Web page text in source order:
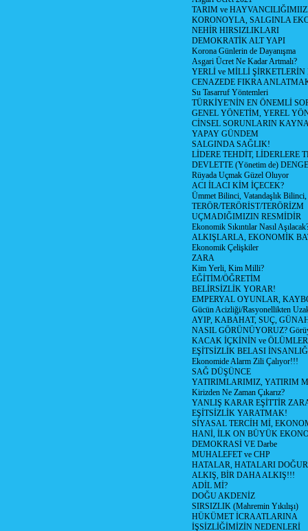
TARIM ve
KORONOYLA, SALGINLA
NEHİR HIRSIZLIKLARI
DEMOKRATİK ALT YAPI
Korona Günlerin de Dayanışma
Asgari Ücret Ne Kadar Artmalı?
YERLİ ve MİLLİ
CENAZEDE FIKRA
Su Tasarruf Yöntemleri
TÜRKİYE'NİN EN ÖNEMLİ
GENEL YÖNETİM, YEREL
CİNSEL SORUNLARIN
YAPAY GÜNDEM
SALGINDA SAĞLIK!
LİDERE TEHDİT, LİDERLERE
DEVLETTE (Yönetim de)
Rüyada Uçmak Güzel Oluyor
ACI İLACI KİM İÇECEK?
Ümmet Bilinci, Vatandaşlık
TERÖR/TERÖRİST/TERÖRİZM
UÇMADIĞIMIZIN RESMİDİR
Ekonomik Sıkıntılar Nasıl
ALKIŞLARLA, EKONOMİK
Ekonomik Çelişkiler
ZARA
Kim Yerli, Kim Milli?
EĞİTİM/ÖĞRETİM
BELİRSİZLİK YORAR!
EMPERYAL OYUNLAR,
Gücün Acizliği/Rasyonellikten
AYIP, KABAHAT, SUÇ,
NASIL GÖRÜNÜYORUZ?
KACAK İÇKİNİN ve
EŞİTSİZLİK BELASI
Ekonomide Alarm Zili Çalıyor!!!
SAĞ DÜŞÜNCE
YATIRIMLARIMIZ, YATIRIM
Kirizden Ne Zaman Çıkarız?
YANLIŞ KARAR EŞİTTİR
EŞİTSİZLİK YARATMAK!
SİYASAL TERCİH Mİ,
HANİ, İLK ON BÜYÜK
DEMOKRASİ VE Darbe
MUHALEFET ve CHP
HATALAR, HATALARI
ALKIŞ, BİR DAHA ALKIŞ!!!
ADİL Mİ?
DOĞU AKDENİZ
SIRSIZLIK (Mahremin Yıkılışı)
HÜKÜMET İCRAATLARINA
İŞSİZLİĞİMİZİN NEDENLERİ